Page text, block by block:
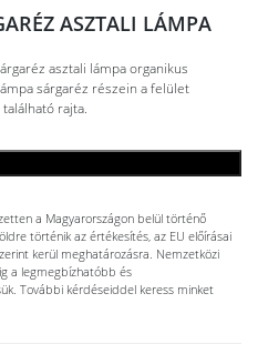
ASZTALI LÁMPA
asztali lámpa organikus
sárgaréz részein a felület
rajta.
a Magyarországon belül történő
történik az értékesítés, az EU előírásai
kerül meghatározásra. Nemzetközi
a legmegbízhatóbb és
További kérdéseiddel keress minket